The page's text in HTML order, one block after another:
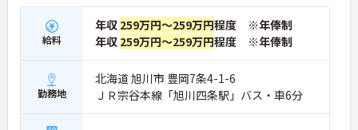
給料
年収 259万円～259万円程度 ※年俸制
年収 259万円～259万円程度 ※年俸制
勤務地
北海道 旭川市 豊岡7条4-1-6
ＪＲ宗谷本線「旭川四条駅」バス・車6分